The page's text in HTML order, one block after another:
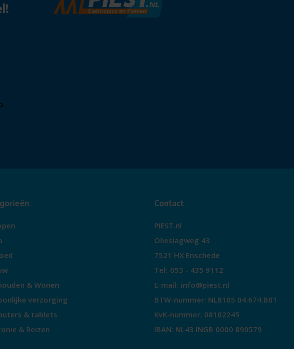
& Wonen
verzorging
& tablets
& Reizen
Contact
PIEST.nl
Olieslagweg 43
7521 HX Enschede
Tel: 053 - 435 9112
E-mail: info@piest.nl
BTW-nummer: NL8105.04.674.B01
KvK-nummer: 08102245
IBAN: NL43 INGB 0000 890579